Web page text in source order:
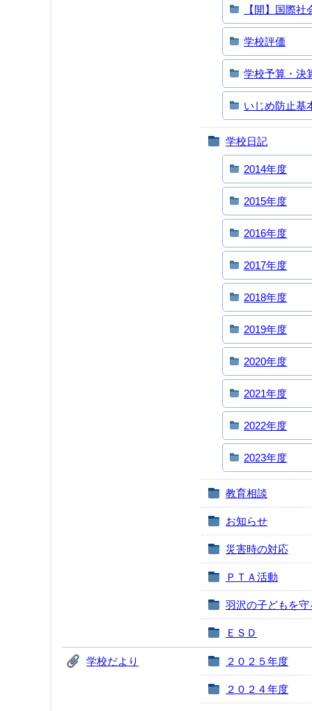
【開】国際
学校評価
学校予算・決
いじめ防止基
学校日記
2014年度
2015年度
2016年度
2017年度
2018年度
2019年度
2020年度
2021年度
2022年度
2023年度
教育相談
お知らせ
災害時の対応
ＰＴＡ活動
羽沢の子どもを守
ＥＳＤ
学校だより ２０２５年度
２０２４年度